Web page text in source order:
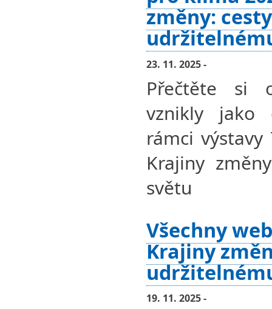
změny:
23. 11. 2025 -
Přečtěte si
vznikly jako
rámci
Krajiny
světu
Všechny
Krajiny
19. 11. 2025 -